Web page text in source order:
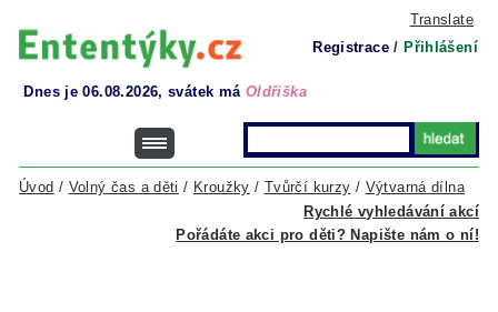
Translate
Registrace / Přihlášení
Dnes je 06.08.2026, svátek má Oldřiška
Rychlé vyhledávání akcí
Úvod / Volný čas a děti / Kroužky / Tvůrčí kurzy / Výtvarná dílna
Pořádáte akci pro děti? Napište nám o ní!